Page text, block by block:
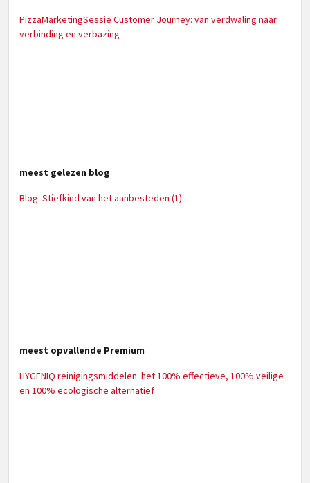
PizzaMarketingSessie Customer Journey: van verdwaling naar
verbinding en verbazing
meest gelezen blog
Blog: Stiefkind van het aanbesteden (1)
meest opvallende Premium
HYGENIQ reinigingsmiddelen: het 100% effectieve, 100% veilige
en 100% ecologische alternatief